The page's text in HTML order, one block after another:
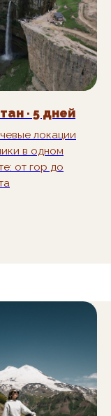
· 5 дней
локации
в одном
от гор до